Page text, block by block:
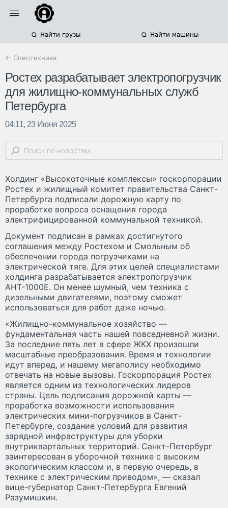
Найти грузы Найти машины
← Спецтехника
Ростех разрабатывает электропогрузчик
для жилищно-коммунальных служб
Петербурга
04:11, 23 Июня 2025
Холдинг «Высокоточные комплексы» госкорпорации
Ростех и жилищный комитет правительства Санкт-
Петербурга подписали дорожную карту по
проработке вопроса оснащения города
электрифицированной коммунальной техникой.
Документ подписан в рамках достигнутого
соглашения между Ростехом и Смольным об
обеспечении города погрузчиками на
электрической тяге. Для этих целей специалистами
холдинга разрабатывается электропогрузчик
АНТ-1000Е. Он менее шумный, чем техника с
дизельными двигателями, поэтому сможет
использоваться для работ даже ночью.
«Жилищно-коммунальное хозяйство —
фундаментальная часть нашей повседневной жизни.
За последние пять лет в сфере ЖКХ произошли
масштабные преобразования. Время и технологии
идут вперед, и нашему мегаполису необходимо
отвечать на новые вызовы. Госкорпорация Ростех
является одним из технологических лидеров
страны. Цель подписания дорожной карты —
проработка возможности использования
электрических мини-погрузчиков в Санкт-
Петербурге, создание условий для развития
зарядной инфраструктуры для уборки
внутриквартальных территорий. Санкт-Петербург
заинтересован в уборочной технике с высоким
экологическим классом и, в первую очередь, в
технике с электрическим приводом», — сказал
вице-губернатор Санкт-Петербурга Евгений
Разумишкин.